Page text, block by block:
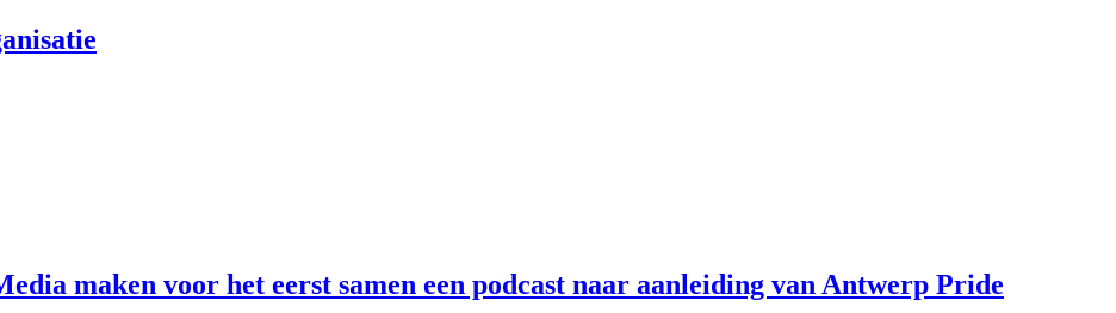
maken voor het eerst samen een podcast naar aanleiding van Antwerp Pride